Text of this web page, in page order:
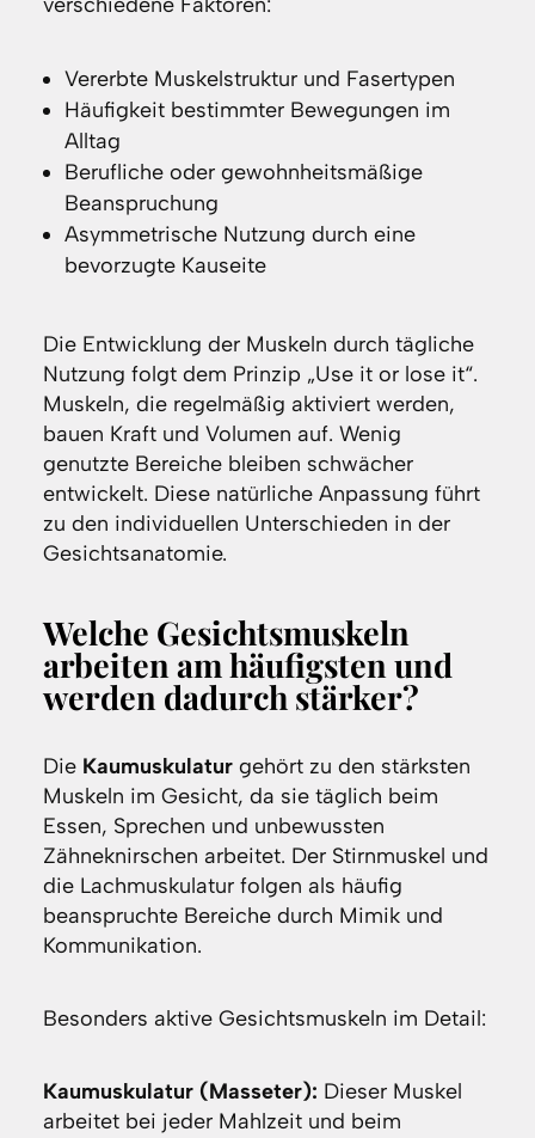
Vererbte Muskelstruktur und Fasertypen
Häufigkeit bestimmter Bewegungen im
Alltag
Berufliche oder gewohnheitsmäßige
Beanspruchung
Asymmetrische Nutzung durch eine
bevorzugte Kauseite
Die Entwicklung der Muskeln durch tägliche
Nutzung folgt dem Prinzip „Use it or lose it“.
Muskeln, die regelmäßig aktiviert werden,
bauen Kraft und Volumen auf. Wenig
genutzte Bereiche bleiben schwächer
entwickelt. Diese natürliche Anpassung führt
zu den individuellen Unterschieden in der
Gesichtsanatomie.
Welche Gesichtsmuskeln
arbeiten am häufigsten und
werden dadurch stärker?
Die Kaumuskulaturgehört zu den stärksten
Muskeln im Gesicht, da sie täglich beim
Essen, Sprechen und unbewussten
Zähneknirschen arbeitet. Der Stirnmuskel und
die Lachmuskulatur folgen als häufig
beanspruchte Bereiche durch Mimik und
Kommunikation.
Besonders aktive Gesichtsmuskeln im Detail:
Kaumuskulatur (Masseter): Dieser Muskel
arbeitet bei jeder Mahlzeit und beim